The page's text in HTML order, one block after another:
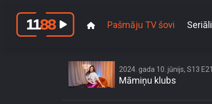
Pašmāju TV šovi Seriāli
2024. gada 10. jūnijs, S13 E21
Māmiņu klubs